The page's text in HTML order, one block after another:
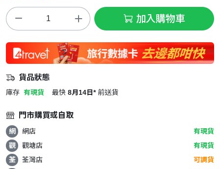
加入購物車
貨品狀態
庫存 有現貨 最快 8月14日* 前送貨
門市購買或自取
網 網店
有現貨
觀
觀塘店
有現貨
荃
荃灣店
可調貨